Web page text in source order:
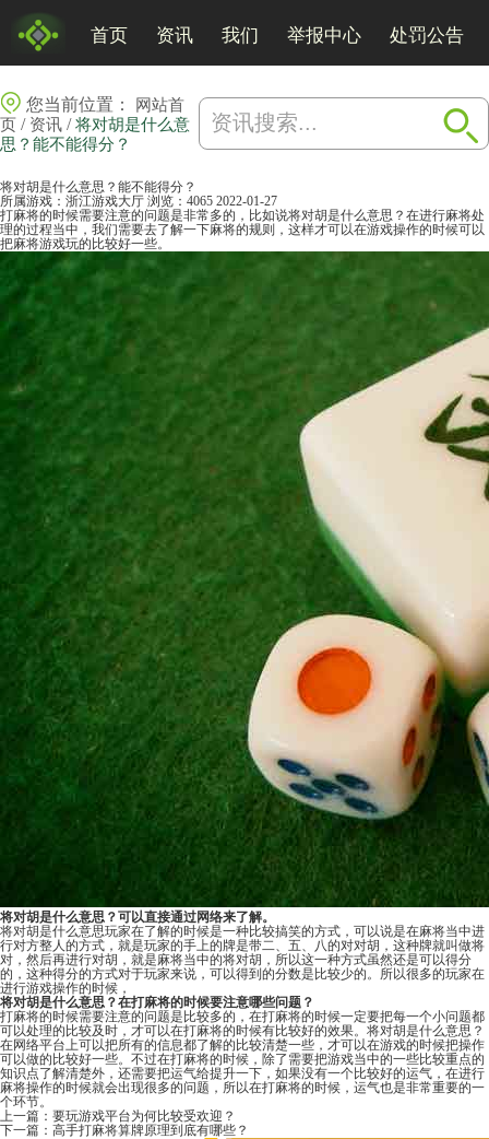
首页 资讯 我们 举报中心 处罚公告
您当前位置：
网站首
页 / 资讯 /将对胡是什么意
思？能不能得分？
将对胡是什么意思？能不能得分？
所属游戏： 浙江游戏大厅 浏览：4065 2022-01-27
打麻将的时候需要注意的问题是非常多的，比如说将对胡是什么意思？在进行麻将处
理的过程当中，我们需要去了解一下麻将的规则，这样才可以在游戏操作的时候可以
把麻将游戏玩的比较好一些。
将对胡是什么意思？可以直接通过网络来了解。
将对胡是什么意思玩家在了解的时候是一种比较搞笑的方式，可以说是在麻将当中进
行对方整人的方式，就是玩家的手上的牌是带二、五、八的对对胡，这种牌就叫做将
对，然后再进行对胡，就是麻将当中的将对胡，所以这一种方式虽然还是可以得分
的，这种得分的方式对于玩家来说，可以得到的分数是比较少的。所以很多的玩家在
进行游戏操作的时候，
将对胡是什么意思？在打麻将的时候要注意哪些问题？
打麻将的时候需要注意的问题是比较多的，在打麻将的时候一定要把每一个小问题都
可以处理的比较及时，才可以在打麻将的时候有比较好的效果。将对胡是什么意思？
在网络平台上可以把所有的信息都了解的比较清楚一些，才可以在游戏的时候把操作
可以做的比较好一些。不过在打麻将的时候，除了需要把游戏当中的一些比较重点的
知识点了解清楚外，还需要把运气给提升一下，如果没有一个比较好的运气，在进行
麻将操作的时候就会出现很多的问题，所以在打麻将的时候，运气也是非常重要的一
个环节。
上一篇： 要玩游戏平台为何比较受欢迎？
下一篇： 高手打麻将算牌原理到底有哪些？